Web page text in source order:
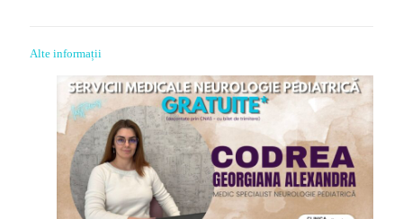
Alte informații